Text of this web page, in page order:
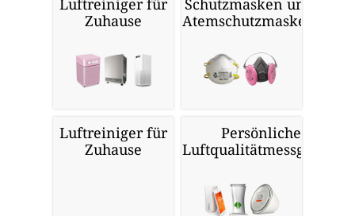
Luftreiniger für
Zuhause
Schutzmasken und
Atemschutzmasken
Luftreiniger für
Zuhause
Persönliche
Luftqualitätmessgeräte